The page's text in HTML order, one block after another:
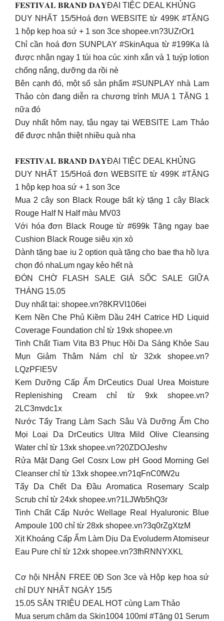
𝐅𝐄𝐒𝐓𝐈𝐕𝐀𝐋 𝐁𝐑𝐀𝐍𝐃 𝐃𝐀𝐘ĐẠI TIỆC DEAL KHỦNG
DUY NHẤT 15/5Hoá đơn WEBSITE từ 499K #TẶNG
1 hộp kẹp hoa sứ + 1 son 3ce shopee.vn?3UZrOr1
Chỉ cần hoá đơn SUNPLAY #SkinAqua từ #199Ka là
được nhận ngay 1 túi hoa cúc xinh xắn và 1 tuýp lotion
chống nắng, dưỡng da rồi nè
Bên cạnh đó, một số sản phẩm #SUNPLAY nhà Lam
Thảo còn đang diễn ra chương trình MUA 1 TẶNG 1
nữa đó
Duy nhất hôm nay, tậu ngay tại WEBSITE Lam Thảo
để được nhận thiệt nhiều quà nha
𝐅𝐄𝐒𝐓𝐈𝐕𝐀𝐋 𝐁𝐑𝐀𝐍𝐃 𝐃𝐀𝐘ĐẠI TIỆC DEAL KHỦNG
DUY NHẤT 15/5Hoá đơn WEBSITE từ 499K #TẶNG
1 hộp kẹp hoa sứ + 1 son 3ce
Mua 2 cây son Black Rouge bất kỳ tặng 1 cây Black
Rouge Half N Half màu MV03
Với hóa đơn Black Rouge từ #699k Tặng ngay bae
Cushion Black Rouge siêu xịn xò
Dành tặng bae iu 2 option quà tặng cho bae tha hồ lựa
chọn đó nhaLụm ngay kẻo hết nà
ĐÓN CHỜ FLASH SALE GIÁ SỐC SALE GIỮA
THÁNG 15.05
Duy nhất tại: shopee.vn?8KRVI106ei
Kem Nền Che Phủ Kiềm Dầu 24H Catrice HD Liquid
Coverage Foundation chỉ từ 19xk shopee.vn
Tinh Chất Tiam Vita B3 Phục Hồi Da Sáng Khỏe Sau
Mụn Giảm Thâm Nám chỉ từ 32xk shopee.vn?
LQzPFlE5V
Kem Dưỡng Cấp Ẩm DrCeutics Dual Urea Moisture
Replenishing Cream chỉ từ 9xk shopee.vn?
2LC3mvdc1x
Nước Tẩy Trang Làm Sạch Sâu Và Dưỡng Ẩm Cho
Mọi Loại Da DrCeutics Ultra Mild Olive Cleansing
Water chỉ từ 13xk shopee.vn?20ZDOJeshv
Rửa Mặt Dạng Gel Cosrx Low pH Good Morning Gel
Cleanser chỉ từ 13xk shopee.vn?1qFnC0fW2u
Tẩy Da Chết Da Đầu Aromatica Rosemary Scalp
Scrub chỉ từ 24xk shopee.vn?1LJWb5hQ3r
Tinh Chất Cấp Nước Wellage Real Hyaluronic Blue
Ampoule 100 chỉ từ 28xk shopee.vn?3q0rZgXtzM
Xịt Khoáng Cấp Ẩm Làm Dịu Da Evoluderm Atomiseur
Eau Pure chỉ từ 12xk shopee.vn?3fhRNNYXKL
Cơ hội NHẬN FREE 0Đ Son 3ce và Hộp kẹp hoa sứ
chỉ DUY NHẤT NGÀY 15/5
15.05 SĂN TRIỆU DEAL HOT cùng Lam Thảo
Mua serum chăm da Skin1004 100ml #Tặng 01 Serum